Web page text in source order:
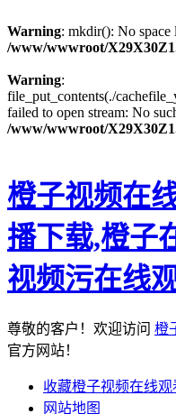
Warning: mkdir(): No space
/www/wwwroot/
Warning:
file_put_contents(./
failed to open stream: No
/www/wwwroot/
橙子视频在
播下载,橙子
视频污在线
尊敬的客户！欢迎访问 橙
官方网站！
收藏橙子视频在线
网站地图